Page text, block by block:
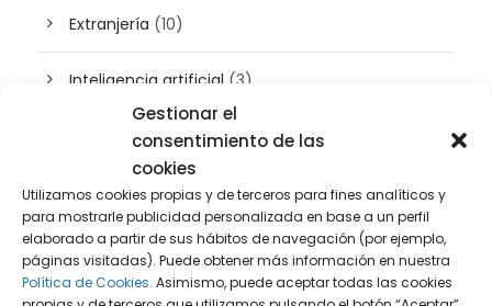
Gestionar el
consentimiento de las
cookies
Utilizamos cookies propias y de terceros para fines analíticos y
para mostrarle publicidad personalizada en base a un perfil
elaborado a partir de sus hábitos de navegación (por ejemplo,
páginas visitadas). Puede obtener más información en nuestra
Política de Cookies. Asimismo, puede aceptar todas las cookies
Extranjería (10)
Inteligencia artificial (3)
Patrimonio(5)
Plusvalía(2)
Prensa(2)